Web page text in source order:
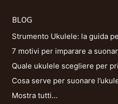
BLOG
Strumento Ukulele: la guida
7 motivi per imparare a
Quale ukulele scegliere per
Cosa serve per suonare
Mostra tutti…